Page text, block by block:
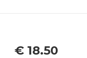
€18.50